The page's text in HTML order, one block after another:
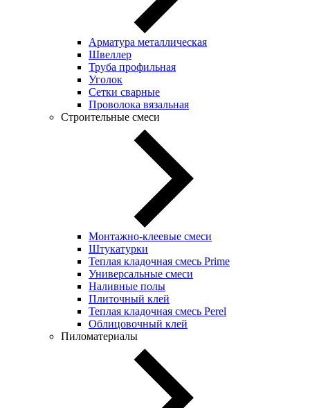
Арматура металлическая
Швеллер
Труба профильная
Уголок
Сетки сварные
Проволока вязальная
Строительные смеси
Монтажно-клеевые смеси
Штукатурки
Теплая кладочная смесь Prime
Универсальные смеси
Наливные полы
Плиточный клей
Теплая кладочная смесь Perel
Облицовочный клей
Пиломатериалы